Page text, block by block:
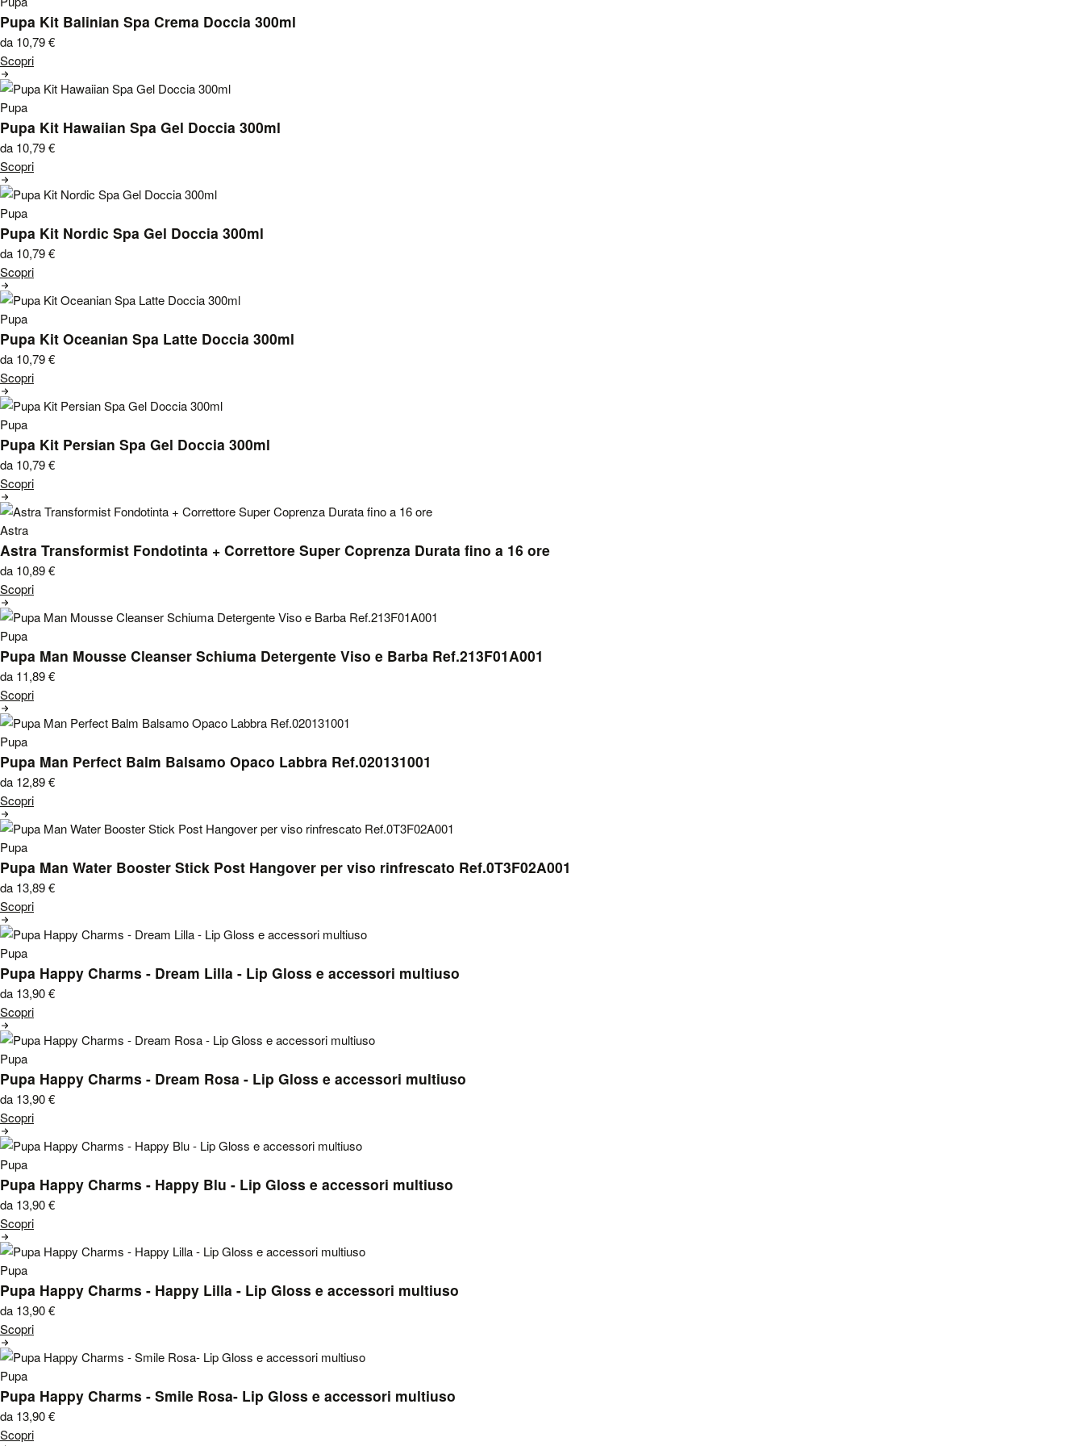
Pupa Kit Balinian Spa Crema Doccia 300ml
da 10,79€
Scopri
Pupa
Pupa Kit Hawaiian Spa Gel Doccia 300ml
da 10,79€
Scopri
Pupa
Pupa Kit Nordic Spa Gel Doccia 300ml
da 10,79€
Scopri
Pupa
Pupa Kit Oceanian Spa Latte Doccia 300ml
da 10,79€
Scopri
Pupa
Pupa Kit Persian Spa Gel Doccia 300ml
da 10,79€
Scopri
Astra
Astra Transformist Fondotinta + Correttore Super Coprenza Durata fino a 16 ore
da 10,89€
Scopri
Pupa
Pupa Man Mousse Cleanser Schiuma Detergente Viso e Barba Ref.213F01A001
da 11,89€
Scopri
Pupa
Pupa Man Perfect Balm Balsamo Opaco Labbra Ref.020131001
da 12,89€
Scopri
Pupa
Pupa Man Water Booster Stick Post Hangover per viso rinfrescato Ref.0T3F02A001
da 13,89€
Scopri
Pupa
Pupa Happy Charms - Dream Lilla - Lip Gloss e accessori multiuso
da 13,90€
Scopri
Pupa
Pupa Happy Charms - Dream Rosa - Lip Gloss e accessori multiuso
da 13,90€
Scopri
Pupa
Pupa Happy Charms - Happy Blu - Lip Gloss e accessori multiuso
da 13,90€
Scopri
Pupa
Pupa Happy Charms - Happy Lilla - Lip Gloss e accessori multiuso
da 13,90€
Scopri
Pupa
Pupa Happy Charms - Smile Rosa- Lip Gloss e accessori multiuso
da 13,90€
Scopri